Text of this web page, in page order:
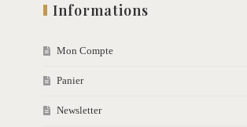
Informations
Mon Compte
Panier
Newsletter